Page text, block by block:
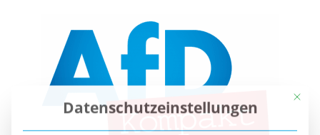
Datenschutzeinstellungen
Wir nutzen Cookies auf unserer Website. Einige von ihnen sind
essenziell, während andere uns helfen, diese Website und Ihre
Wenn Sie unter 16 Jahre alt sind und Ihre Zustimmung zu freiwilligen
Diensten geben möchten, müssen Sie Ihre Erziehungsberechtigten